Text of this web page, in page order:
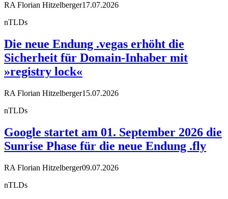
RA Florian Hitzelberger17.07.2026
nTLDs
Die neue Endung .vegas erhöht die
Sicherheit für Domain-Inhaber mit
»registry lock«
RA Florian Hitzelberger15.07.2026
nTLDs
Google startet am 01. September 2026 die
Sunrise Phase für die neue Endung .fly
RA Florian Hitzelberger09.07.2026
nTLDs